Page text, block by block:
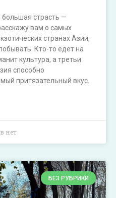
страсть —
вам о самых
странах Азии,
Кто-то едет на
культура, а третьи
способно
притязательный вкус.
нет
БЕЗ РУБРИКИ